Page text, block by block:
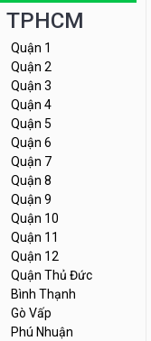
TPHCM
Quận 1
Quận 2
Quận 3
Quận 4
Quận 5
Quận 6
Quận 7
Quận 8
Quận 9
Quận 10
Quận 11
Quận 12
Quận Thủ Đức
Bình Thạnh
Gò Vấp
Phú Nhuận